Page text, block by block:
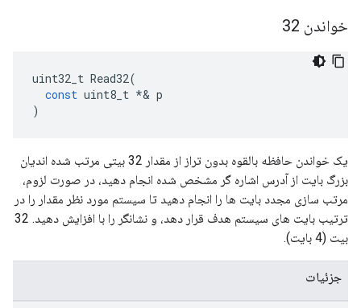
خواندن 32
uint32_t Read32(
const uint8_t *& p
)
یک خواندن حافظه بالقوه بدون تراز از مقدار 32 بیتی مرتب شده اندیان
بزرگ بایت از آدرس اشاره گر مشخص شده انجام دهید، در صورت لزوم،
مرتب سازی مجدد بایت ها را انجام دهید تا سیستم مورد نظر مقدار را در
ترتیب بایت های سیستم هدف قرار دهد، و نشانگر را با افزایش دهید. 32
بیت (4 بایت).
جزئیات